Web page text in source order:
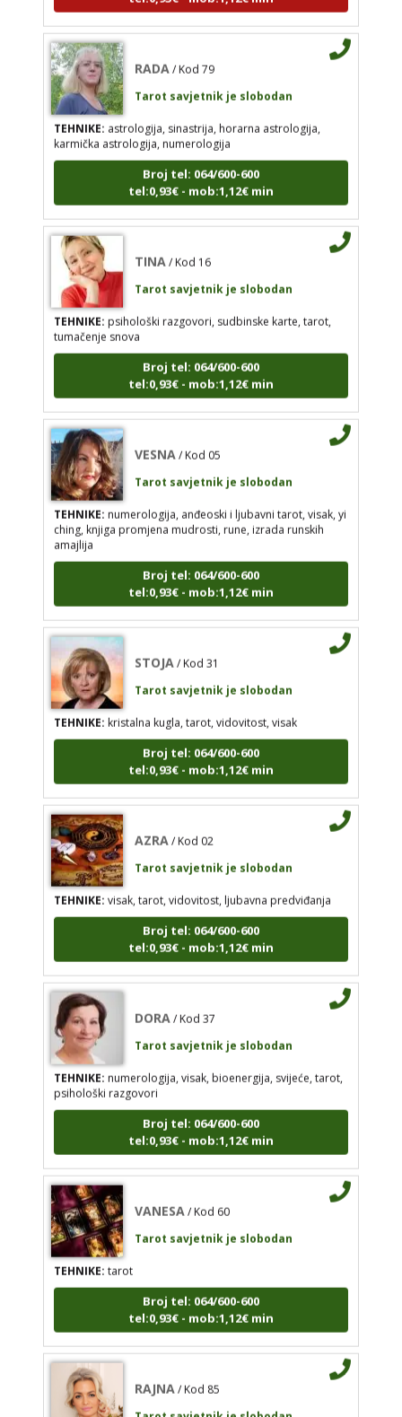
Broj tel: 064/600-600
Tarot savjetnik je slobodan
TEHNIKE:psihološki razgovori, sudbinske karte,
tarot, tumačenje snova
Broj tel: 064/600-600
tel:0,93€ - mob:1,12€ min
VESNA / Kod 05
numerologija, anđeoski i ljubavni tarot,
visak, yi ching, knjiga promjena mudrosti, rune,
izrada runskih amajlija
tel:0,93€ - mob:1,12€ min
STOJA/ Kod 31
Tarot savjetnik je slobodan
kristalna kugla, tarot, vidovitost, visak
Broj tel: 064/600-600
AZRA / Kod 02
Tarot savjetnik je slobodan
TEHNIKE:visak, tarot, vidovitost, ljubavna
predviđanja
tel:0,93€ - mob:1,12€ min
DORA/ Kod 37
Tarot savjetnik je slobodan
TEHNIKE:numerologija, visak, bioenergija, svijeće,
tarot, psihološki razgovori
Broj tel: 064/600-600
tel:0,93€ - mob:1,12€ min
VANESA/ Kod 60
Tarot savjetnik je slobodan
TEHNIKE:tarot
tel:0,93€ - mob:1,12€ min
RAJNA/ Kod 85
Tarot savjetnik je slobodan
TEHNIKE:
tarot, razgovori
Tarot savjetnik je slobodan
TEHNIKE:astrologija, sinastrija, horarna astrologija,
karmička astrologija, numerologija
Broj tel: 064/600-600
tel:0,93€ - mob:1,12€ min
Tarot savjetnik je slobodan
TEHNIKE:
psihološki razgovori, sudbinske karte, tarot,
tumačenje snova
tel:0,93€ - mob:1,12€ min
Tarot savjetnik je slobodan
TEHNIKE:numerologija, anđeoski i ljubavni tarot, visak, yi
ching, knjiga promjena mudrosti, rune, izrada runskih
amajlija
tel:0,93€ - mob:1,12€ min
Tarot savjetnik je slobodan
TEHNIKE:kristalna kugla, tarot, vidovitost, visak
Broj tel: 064/600-600
tel:0,93€ - mob:1,12€ min
Tarot savjetnik je slobodan
TEHNIKE:visak, tarot, vidovitost, ljubavna predviđanja
Broj tel: 064/600-600
tel:0,93€ - mob:1,12€ min
Tarot savjetnik je slobodan
TEHNIKE:
numerologija, visak, bioenergija, svijeće, tarot,
psihološki razgovori
Broj tel: 064/600-600
tel:0,93€ - mob:1,12€ min
Tarot savjetnik je slobodan
TEHNIKE:tarot
tel:0,93€ - mob:1,12€ min
Tarot savjetnik je slobodan